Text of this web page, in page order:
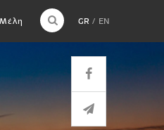
GR EN
Μέλη